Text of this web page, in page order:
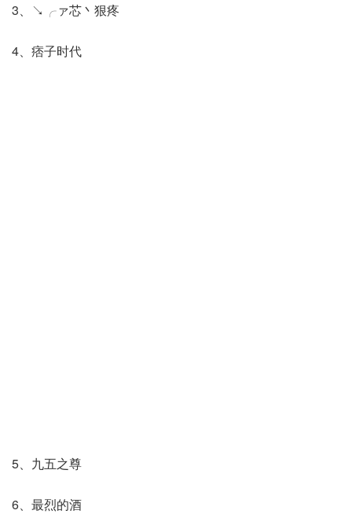
3、↘╭ァ芯丶狠疼
4、痞子时代
5、九五之尊
6、最烈的酒